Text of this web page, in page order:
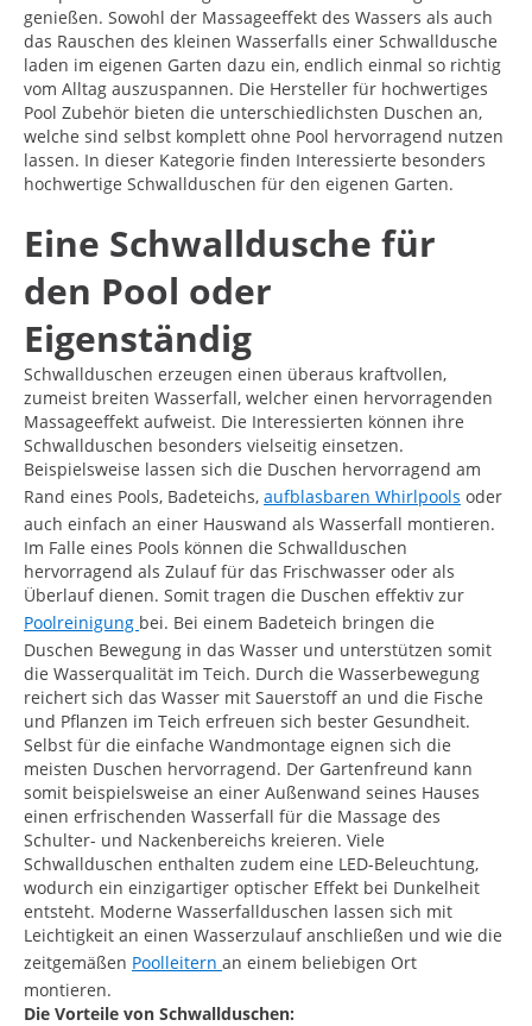
genießen. Sowohl der Massageeffekt des Wassers als auch
das Rauschen des kleinen Wasserfalls einer Schwalldusche
laden im eigenen Garten dazu ein, endlich einmal so richtig
vom Alltag auszuspannen. Die Hersteller für hochwertiges
Pool Zubehör bieten die unterschiedlichsten Duschen an,
welche sind selbst komplett ohne Pool hervorragend nutzen
lassen. In dieser Kategorie finden Interessierte besonders
hochwertige Schwallduschen für den eigenen Garten.
Eine Schwalldusche für
den Pool oder
Eigenständig
Schwallduschen erzeugen einen überaus kraftvollen,
zumeist breiten Wasserfall, welcher einen hervorragenden
Massageeffekt aufweist. Die Interessierten können ihre
Schwallduschen besonders vielseitig einsetzen.
Beispielsweise lassen sich die Duschen hervorragend am
Rand eines Pools, Badeteichs, aufblasbaren Whirlpools oder
auch einfach an einer Hauswand als Wasserfall montieren.
Im Falle eines Pools können die Schwallduschen
hervorragend als Zulauf für das Frischwasser oder als
Überlauf dienen. Somit tragen die Duschen effektiv zur
Poolreinigung bei. Bei einem Badeteich bringen die
Duschen Bewegung in das Wasser und unterstützen somit
die Wasserqualität im Teich. Durch die Wasserbewegung
reichert sich das Wasser mit Sauerstoff an und die Fische
und Pflanzen im Teich erfreuen sich bester Gesundheit.
Selbst für die einfache Wandmontage eignen sich die
meisten Duschen hervorragend. Der Gartenfreund kann
somit beispielsweise an einer Außenwand seines Hauses
einen erfrischenden Wasserfall für die Massage des
Schulter- und Nackenbereichs kreieren. Viele
Schwallduschen enthalten zudem eine LED-Beleuchtung,
wodurch ein einzigartiger optischer Effekt bei Dunkelheit
entsteht. Moderne Wasserfallduschen lassen sich mit
Leichtigkeit an einen Wasserzulauf anschließen und wie die
zeitgemäßen Poolleitern an einem beliebigen Ort
montieren.
Die Vorteile von Schwallduschen: